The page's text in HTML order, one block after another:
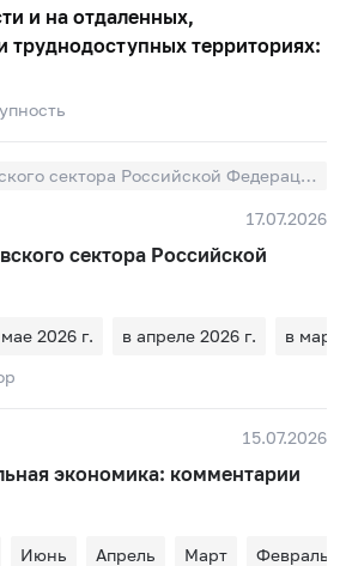
и на отдаленных,
труднодоступных территориях:
О развитии банковского сектора Российской Федерации
17.07.2026
сектора Российской
2026 г. в апреле 2026 г.
в
15.07.2026
экономика: комментарии
Июнь Апрель Март
Февраль